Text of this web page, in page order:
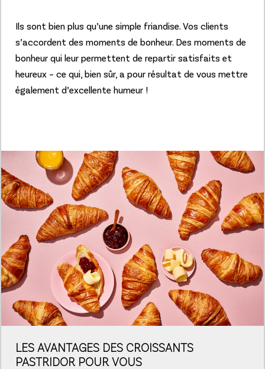
Ils sont bien plus qu’une simple friandise. Vos clients
s’accordent des moments de bonheur. Des moments de
bonheur qui leur permettent de repartir satisfaits et
heureux – ce qui, bien sûr, a pour résultat de vous mettre
également d’excellente humeur !
LES AVANTAGES DES CROISSANTS
PASTRIDOR POUR VOUS